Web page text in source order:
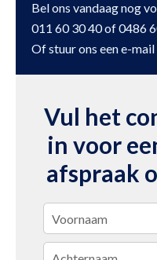
Bel ons vandaag nog
011 60 30 40 of 0486
Of stuur ons een e-mail
Vul het
in voor
afspraak